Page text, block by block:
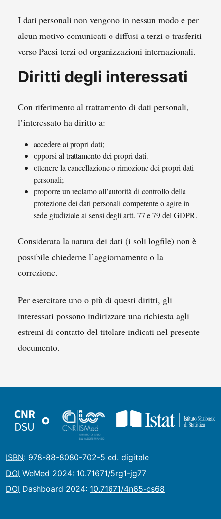
I dati personali non vengono in nessun modo e per
alcun motivo comunicati o diffusi a terzi o trasferiti
verso Paesi terzi od organizzazioni internazionali.
Diritti degli interessati
Con riferimento al trattamento di dati personali,
l’interessato ha diritto a:
accedere ai propri dati;
opporsi al trattamento dei propri dati;
ottenere la cancellazione o rimozione dei propri dati
personali;
proporre un reclamo all’autorità di controllo della
protezione dei dati personali competente o agire in
sede giudiziale ai sensi degli artt. 77 e 79 del GDPR.
Considerata la natura dei dati (i soli logfile) non è
possibile chiederne l’aggiornamento o la
correzione.
Per esercitare uno o più di questi diritti, gli
interessati possono indirizzare una richiesta agli
estremi di contatto del titolare indicati nel presente
documento.
ISBN: 978-88-8080-702-5 ed. digitale
DOI WeMed 2024: 10.71671/5rg1-jg77
DOI Dashboard 2024: 10.71671/4n65-cs68